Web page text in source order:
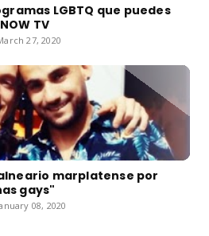
LGBTQ que puedes
TV
27, 2020
marplatense por
gays"
08, 2020